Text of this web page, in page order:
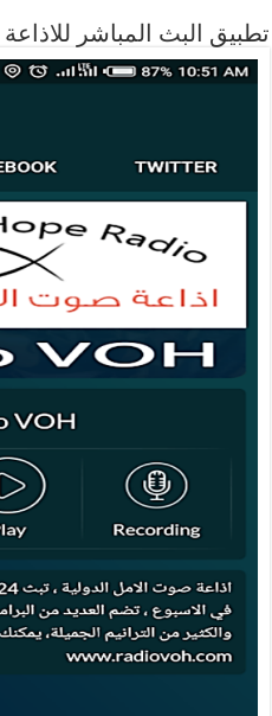
تطبيق البث المباشر